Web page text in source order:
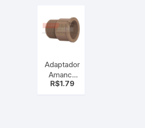
Adaptador
Amanco
Soldável –
R$1.79